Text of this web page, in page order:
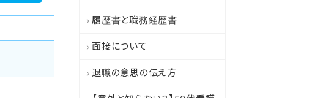
履歴書と職務経歴書
面接について
退職の意思の伝え方